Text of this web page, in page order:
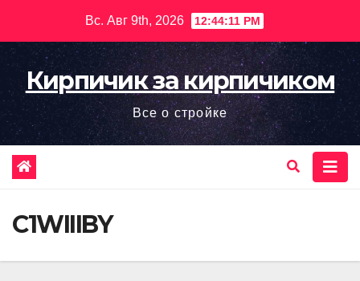
содержимому
Вс. Авг 9th, 2026 12:44:12 PM
Кирпичик за кирпичиком
Все о стройке
C1WIIIBY